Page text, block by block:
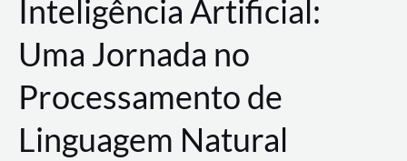
Inteligência Artificial:
Uma Jornada no
Processamento de
Linguagem Natural